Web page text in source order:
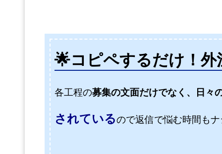
🌟コピペするだけ！
各工程の募集の文面だけでなく、日々
されているので返信で悩む時間も